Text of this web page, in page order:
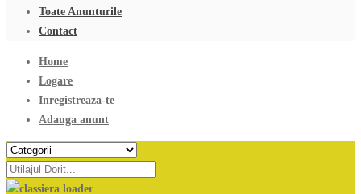
Toate Anunturile
Contact
Home
Logare
Inregistreaza-te
Adauga anunt